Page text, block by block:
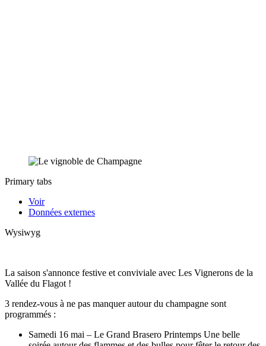
Primary tabs
Voir
Données externes
Wysiwyg
La saison s'annonce festive et conviviale avec Les Vignerons de la
Vallée du Flagot !
3 rendez-vous à ne pas manquer autour du champagne sont
programmés :
Samedi 16 mai – Le Grand Brasero Printemps Une belle